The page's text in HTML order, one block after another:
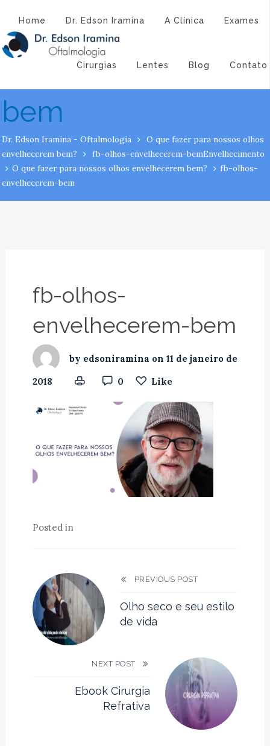
Home Dr. Edson Iramina A Clínica Exames
Cirurgias Lentes Blog Contato
fb-olhos-
envelhecerem-
bem
Dr. Edson Iramina - Oftalmologia
O que fazer para nossos olhos
envelhecerem bem?
fb-olhos-envelhecerem-bemEnvelhecimento
O que fazer para nossos olhos envelhecerem bem?
fb-olhos-
envelhecerem-bem
fb-olhos-
envelhecerem-bem
by edsoniramina on 11 de janeiro de
2018
0 Like
Posted in
PREVIOUS POST
Olho seco e seu estilo
de vida
NEXT POST
Ebook Cirurgia
Refrativa